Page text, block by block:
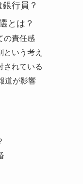
行員？
とは？
の責任感
いう考え
されている
道が影響